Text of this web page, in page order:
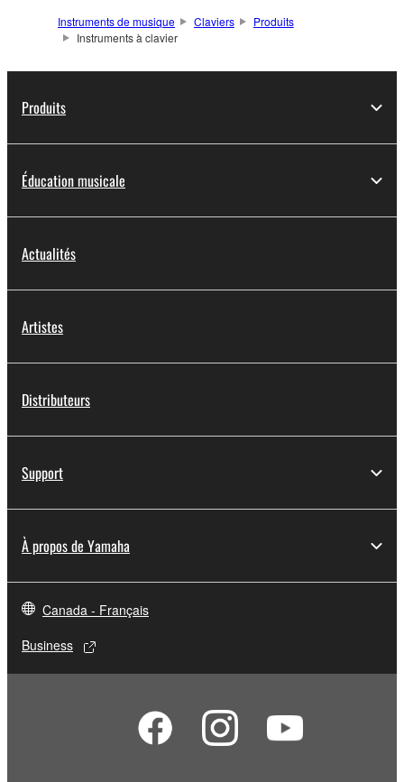
Instruments de musique Claviers
Produits
Instruments à clavier
Produits
Éducation musicale
Actualités
Artistes
Distributeurs
Support
À propos de Yamaha
Canada - Français
Business